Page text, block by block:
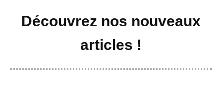
Découvrez nos nouveaux
articles !